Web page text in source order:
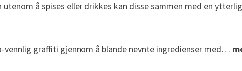
å spises eller drikkes kan disse sammen med en
graffiti gjennom å blande nevnte ingredienser med…